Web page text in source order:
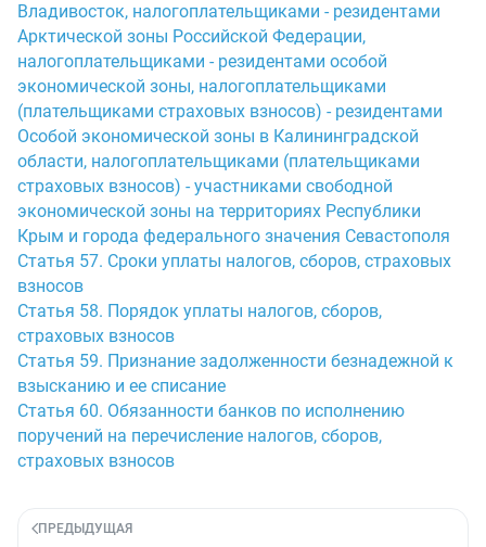
Владивосток, налогоплательщиками - резидентами
Арктической зоны Российской Федерации,
налогоплательщиками - резидентами особой
экономической зоны, налогоплательщиками
(плательщиками страховых взносов) - резидентами
Особой экономической зоны в Калининградской
области, налогоплательщиками (плательщиками
страховых взносов) - участниками свободной
экономической зоны на территориях Республики
Крым и города федерального значения Севастополя
Статья 57. Сроки уплаты налогов, сборов, страховых
взносов
Статья 58. Порядок уплаты налогов, сборов,
страховых взносов
Статья 59. Признание задолженности безнадежной к
взысканию и ее списание
Статья 60. Обязанности банков по исполнению
поручений на перечисление налогов, сборов,
страховых взносов
ПРЕДЫДУЩАЯ